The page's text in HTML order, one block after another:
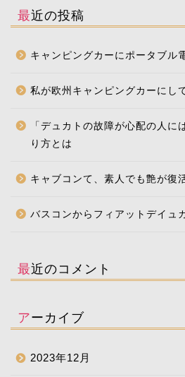
最近の投稿
キャンピングカーにポータブル
私が欧州キャンピングカーにし
「デュカトの故障が心配の人
り方とは
キャブコンて、素人でも艶が復
バスコンからフィアットデイュ
最近のコメント
アーカイブ
2023年12月